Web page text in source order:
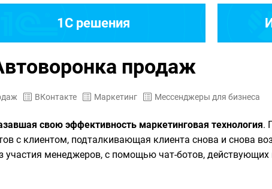
1C решения
продаж
ВКонтакте Маркетинг Мессенджеры для бизнеса
свою эффективность маркетинговая технология.
с клиентом, подталкивающая клиента снова и снова
участия менеджеров, с помощью чат-ботов,